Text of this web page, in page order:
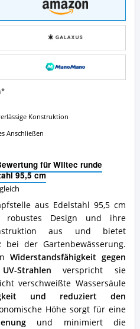
für Wiltec runde
95,5 cm
aus Edelstahl 95,5 cm
Design und ihre
aus und bietet
bei der Gartenbewässerung.
Widerstandsfähigkeit gegen
Strahlen verspricht sie
verschweißte Wassersäule
und reduziert den
Höhe sorgt für eine
und minimiert die
Konstruktion
Anschließen